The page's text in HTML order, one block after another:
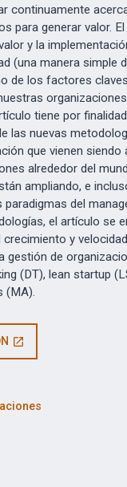
continuamente
para generar valor.
y la
(una manera simple
de los factores
tiene por
las nuevas
que vienen siendo
alrededor del
ampliando, e
paradigmas del
el artículo se
y
gestión de
(DT), lean startup
(MA).
open_in_new